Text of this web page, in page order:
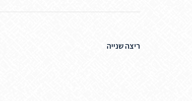
ריצה שנייה